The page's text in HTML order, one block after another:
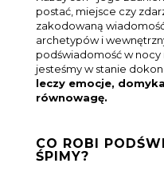
postać, miejsce czy
zakodowaną
archetypów i
podświadomość w
jesteśmy w stanie
leczy emocje,
równowagę.
CO ROBI
ŚPIMY?